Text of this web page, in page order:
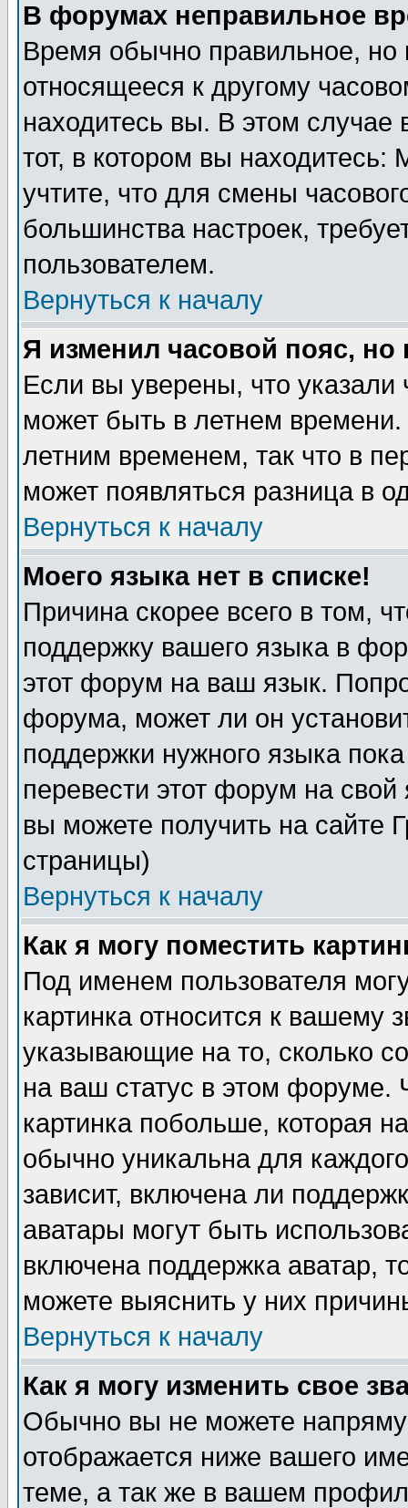
В форумах неправильное
Время обычно правильное,
относящееся к другому
находитесь вы. В этом
тот, в котором вы
учтите, что для смены
большинства настроек,
пользователем.
Вернуться к началу
Я изменил часовой пояс,
Если вы уверены, что указали
может быть в летнем
летним временем, так что в
может появляться разница в
Вернуться к началу
Моего языка нет в списке!
Причина скорее всего в том,
поддержку вашего языка в
этот форум на ваш язык.
форума, может ли он
поддержки нужного языка
перевести этот форум на
вы можете получить на сайте
страницы)
Вернуться к началу
Как я могу поместить
Под именем пользователя
картинка относится к вашему
указывающие на то, сколько
на ваш статус в этом форуме.
картинка побольше, которая
обычно уникальна для
зависит, включена ли
аватары могут быть
включена поддержка аватар,
можете выяснить у них
Вернуться к началу
Как я могу изменить свое
Обычно вы не можете
отображается ниже вашего
теме, а так же в вашем